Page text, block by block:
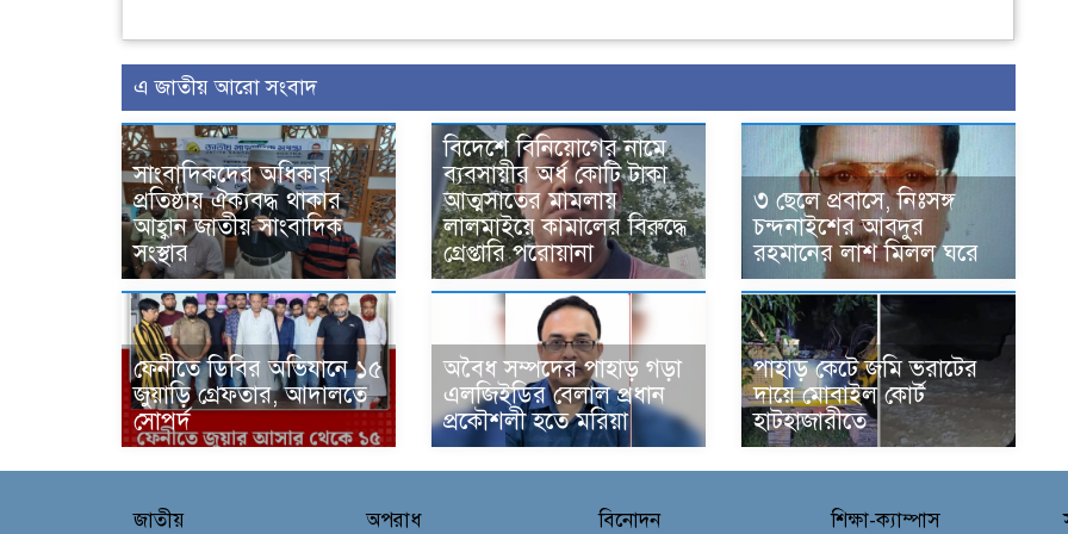
এ জাতীয় আরো সংবাদ
সাংবাদিকদের অধিকার
প্রতিষ্ঠায় ঐক্যবদ্ধ থাকার
আহ্বান জাতীয় সাংবাদিক
সংস্থার
বিদেশে বিনিয়োগের নামে
ব্যবসায়ীর অর্ধ কোটি টাকা
আত্মসাতের মামলায়
লালমাইয়ে কামালের বিরুদ্ধে
গ্রেপ্তারি পরোয়ানা
৩ ছেলে প্রবাসে, নিঃসঙ্গ
চন্দনাইশের আবদুর
রহমানের লাশ মিলল ঘরে
ফেনীতে ডিবির অভিযানে ১৫
জুয়াড়ি গ্রেফতার, আদালতে
সোপর্দ
‎অবৈধ সম্পদের পাহাড় গড়া
এলজিইডির বেলাল প্রধান
প্রকৌশলী হতে মরিয়া
পাহাড় কেটে জমি ভরাটের
দায়ে মোবাইল কোর্ট
হাটহাজারীতে
জাতীয় অপরাধ বিনোদন শিক্ষা-ক্যাম্পাস